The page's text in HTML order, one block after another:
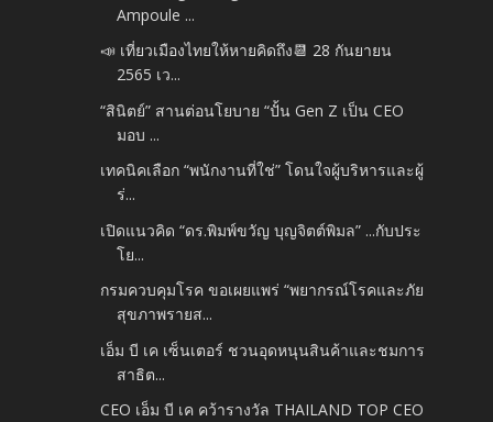
Ampoule ...
📣 เที่ยวเมืองไทยให้หายคิดถึง📆 28 กันยายน
2565 เว...
“สินิตย์” สานต่อนโยบาย “ปั้น Gen Z เป็น CEO
มอบ ...
เทคนิคเลือก “พนักงานที่ใช่” โดนใจผู้บริหารและผู้
ร่...
เปิดแนวคิด “ดร.พิมพ์ขวัญ บุญจิตต์พิมล” ...กับประ
โย...
กรมควบคุมโรค ขอเผยแพร่ “พยากรณ์โรคและภัย
สุขภาพรายส...
เอ็ม บี เค เซ็นเตอร์ ชวนอุดหนุนสินค้าและชมการ
สาธิต...
CEO เอ็ม บี เค คว้ารางวัล THAILAND TOP CEO